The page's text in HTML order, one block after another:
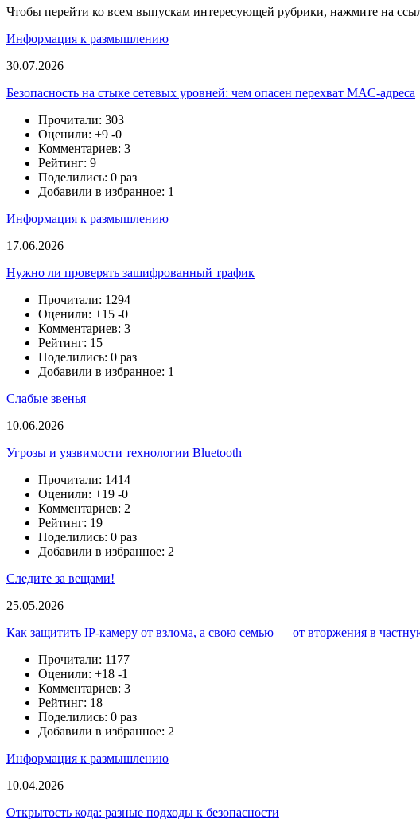
Чтобы перейти ко всем выпускам интересующей рубрики, нажмите на
Информация к размышлению
30.07.2026
Безопасность на стыке сетевых уровней: чем опасен перехват MAC-адреса
Прочитали: 303
Оценили: +9 -0
Комментариев: 3
Рейтинг: 9
Поделились: 0 раз
Добавили в избранное: 1
Информация к размышлению
17.06.2026
Нужно ли проверять зашифрованный трафик
Прочитали: 1294
Оценили: +15 -0
Комментариев: 3
Рейтинг: 15
Поделились: 0 раз
Добавили в избранное: 1
Слабые звенья
10.06.2026
Угрозы и уязвимости технологии Bluetooth
Прочитали: 1414
Оценили: +19 -0
Комментариев: 2
Рейтинг: 19
Поделились: 0 раз
Добавили в избранное: 2
Следите за вещами!
25.05.2026
Как защитить IP-камеру от взлома, а свою семью — от вторжения в
Прочитали: 1177
Оценили: +18 -1
Комментариев: 3
Рейтинг: 18
Поделились: 0 раз
Добавили в избранное: 2
Информация к размышлению
10.04.2026
Открытость кода: разные подходы к безопасности